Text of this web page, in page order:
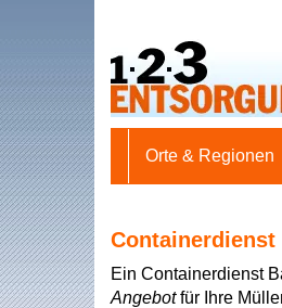
Orte & Regionen
Containerdienst
Ein Containerdienst
Angebotfür Ihre